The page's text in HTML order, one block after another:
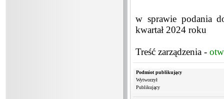
w sprawie podania
kwartał 2024 roku
Treść zarządzenia -
Podmiot publikujący
Wytworzył
Publikujący